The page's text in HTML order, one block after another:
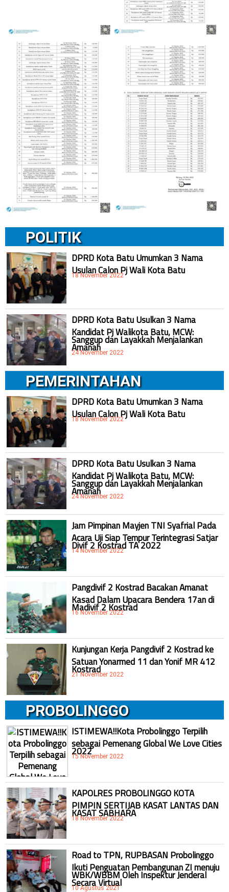
POLITIK
DPRD Kota Batu Umumkan 3 Nama
Usulan Calon Pj Wali Kota Batu
18 November 2022
DPRD Kota Batu Usulkan 3 Nama
Kandidat Pj Walikota Batu, MCW:
Sanggup dan Layakkah Menjalankan
Amanah
24 November 2022
PEMERINTAHAN
DPRD Kota Batu Umumkan 3 Nama
Usulan Calon Pj Wali Kota Batu
18 November 2022
DPRD Kota Batu Usulkan 3 Nama
Kandidat Pj Walikota Batu, MCW:
Sanggup dan Layakkah Menjalankan
Amanah
24 November 2022
Jam Pimpinan Mayjen TNI Syafrial Pada
Acara Uji Siap Tempur Terintegrasi Satjar
Divif 2 Kostrad TA 2022
14 November 2022
Pangdivif 2 Kostrad Bacakan Amanat
Kasad Dalam Upacara Bendera 17an di
Madivif 2 Kostrad
16 November 2022
Kunjungan Kerja Pangdivif 2 Kostrad ke
Satuan Yonarmed 11 dan Yonif MR 412
Kostrad
21 November 2022
PROBOLINGGO
ISTIMEWA!!Kota Probolinggo Terpilih
sebagai Pemenang Global We Love Cities
2022
15 November 2022
KAPOLRES PROBOLINGGO KOTA
PIMPIN SERTIJAB KASAT LANTAS DAN
KASAT SABHARA
18 November 2022
Road to TPN, RUPBASAN Probolinggo
Ikuti Penguatan Pembangunan ZI menuju
WBK/WBBM Oleh Inspektur Jenderal
Secara Virtual
10 Agustus 2021